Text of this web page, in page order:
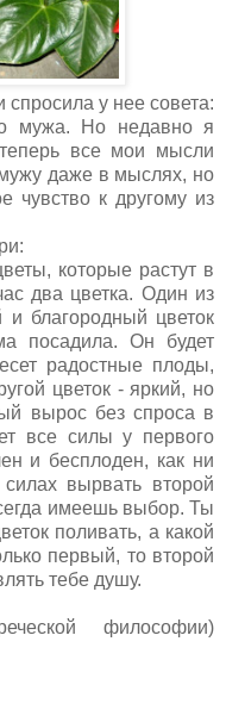
у нее совета:
мужа. Но недавно я
теперь все мои мысли
даже в мыслях, но
чувство к другому из
которые растут в
два цветка. Один из
благородный цветок
посадила. Он будет
радостные плоды,
цветок - яркий, но
вырос без спроса в
все силы у первого
и бесплоден, как ни
вырвать второй
имеешь выбор. Ты
поливать, а какой
первый, то второй
тебе душу.
философии)